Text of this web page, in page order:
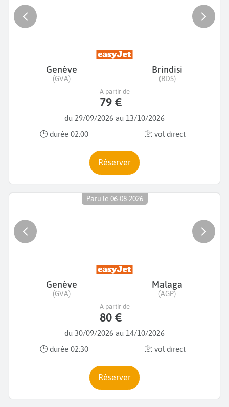
Genève
(GVA)
Brindisi
(BDS)
du 29/09/2026 au 13/10/2026
durée 02:00
vol direct
A partir de
79 €
Réserver
Paru le 06-08-2026
Genève
(GVA)
Malaga
(AGP)
du 30/09/2026 au 14/10/2026
durée 02:30
vol direct
A partir de
80 €
Réserver